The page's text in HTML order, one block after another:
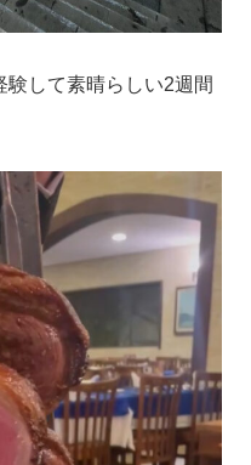
して素晴らしい2週間